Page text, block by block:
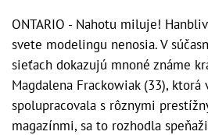
ONTARIO - Nahotu miluje!
svete modelingu nenosia. V
sieťach dokazujú mnoné známe
Magdalena Frackowiak (33),
spolupracovala s rôznymi
magazínmi, sa to rozhodla